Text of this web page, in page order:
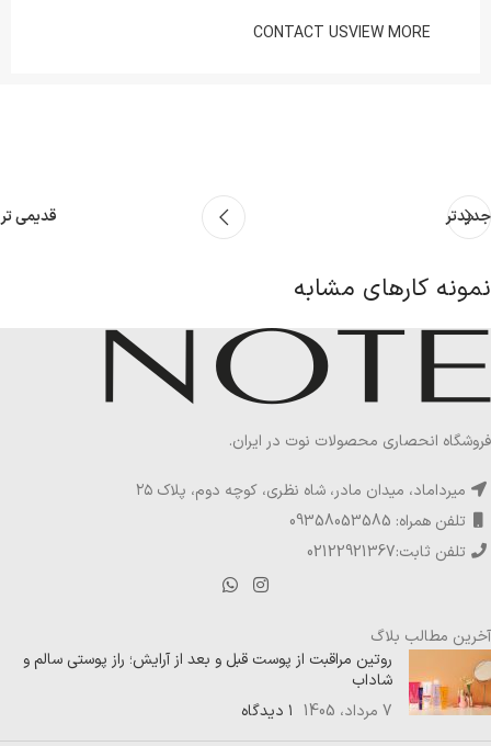
VIEW MORE
CONTACT US
جدیدتر قدیمی تر
نمونه کارهای مشابه
دکور
لورم ایپسوم متن ساختگی با تولید سادگی
فروشگاه انحصاری محصولات نوت در ایران.
میرداماد، میدان مادر، شاه نظری، کوچه دوم، پلاک ۲۵
تلفن همراه: 09358053585
تلفن ثابت:02122921367
آخرین مطالب بلاگ
روتین مراقبت از پوست قبل و بعد از آرایش؛ راز پوستی سالم و
شاداب
7 مرداد، 1405
۱ دیدگاه